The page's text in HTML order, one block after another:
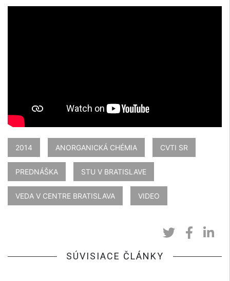
2014 ANORGANICKÁ CHÉMIA CVTI SR
PREDNÁŠKA STU V BRATISLAVE
VEDA V CENTRE BRATISLAVA VIDEO
SÚVISIACE ČLÁNKY